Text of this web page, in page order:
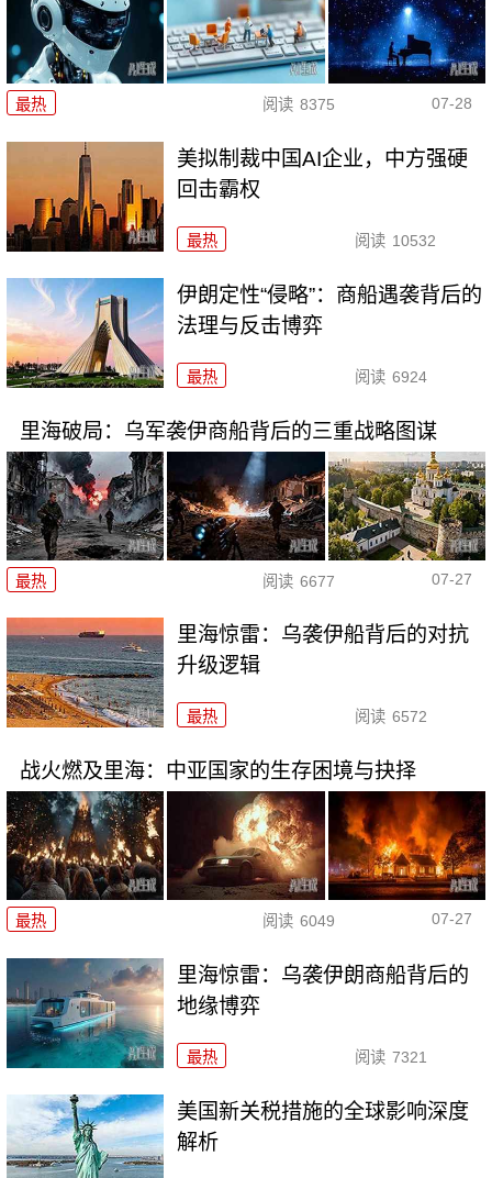
最热 阅读 8375 07-28
美拟制裁中国AI企业，中方强硬
回击霸权
最热 阅读 10532
伊朗定性“侵略”：商船遇袭背后的
法理与反击博弈
最热 阅读 6924
里海破局：乌军袭伊商船背后的三重战略图谋
最热 阅读 6677 07-27
里海惊雷：乌袭伊船背后的对抗
升级逻辑
最热 阅读 6572
战火燃及里海：中亚国家的生存困境与抉择
最热 阅读 6049 07-27
里海惊雷：乌袭伊朗商船背后的
地缘博弈
最热 阅读 7321
美国新关税措施的全球影响深度
解析